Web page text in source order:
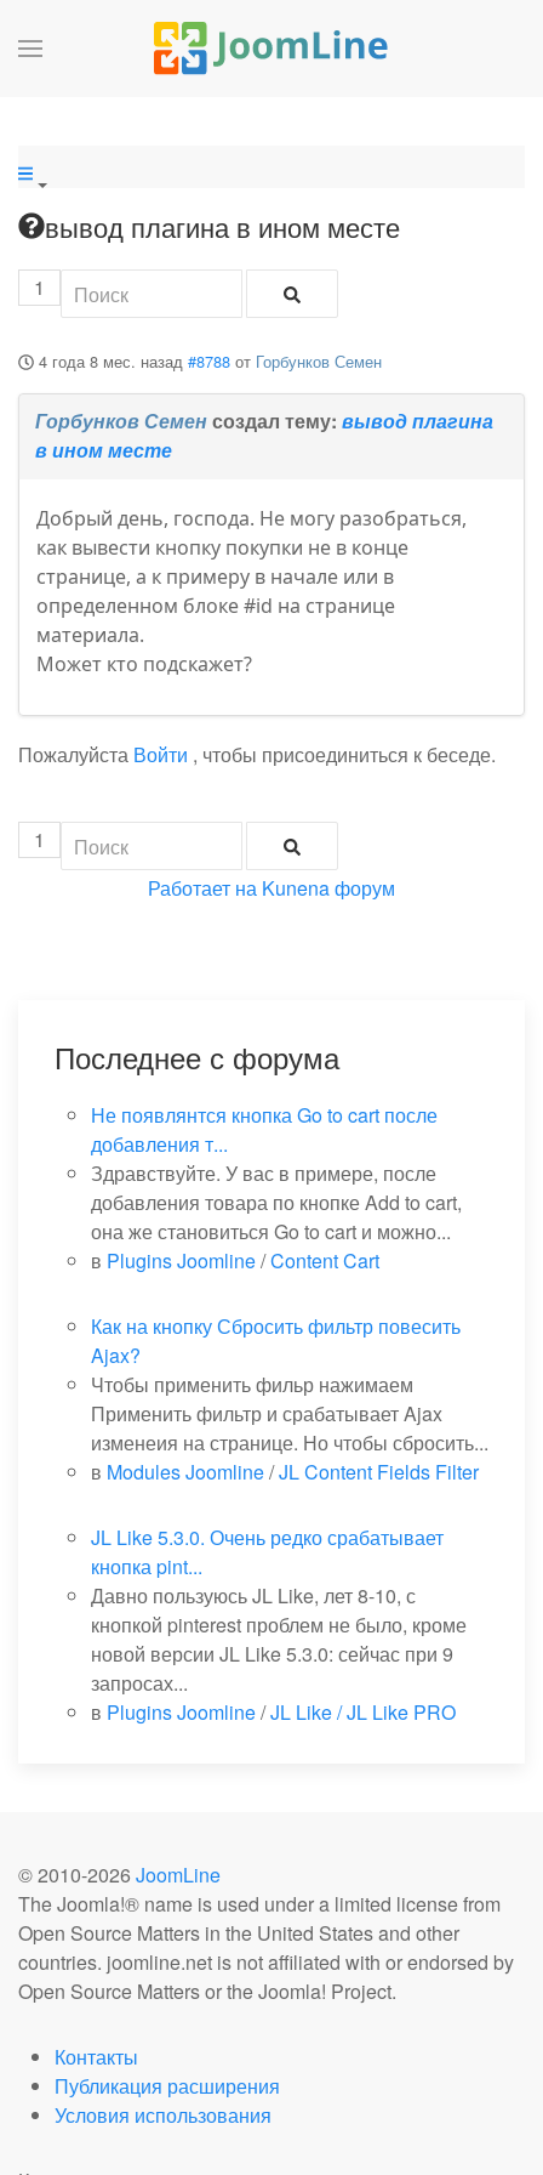
вывод плагина в ином месте
1
4 года 8 мес. назад #8788 от Горбунков Семен
Горбунков Семенсоздал тему: вывод плагина
в ином месте
Добрый день, господа. Не могу разобраться,
как вывести кнопку покупки не в конце
странице, а к примеру в начале или в
определенном блоке #id на странице
материала.
Может кто подскажет?
Пожалуйста Войти , чтобы присоединиться к беседе.
1
Работает на Kunena форум
Последнее с форума
Не появлянтся кнопка Go to cart после
добавления т...
Здравствуйте. У вас в примере, после
добавления товара по кнопке Add to cart,
она же становиться Go to cart и можно...
в Plugins Joomline/Content Cart
Как на кнопку Сбросить фильтр повесить
Ajax?
Чтобы применить фильр нажимаем
Применить фильтр и срабатывает Ajax
изменеия на странице. Но чтобы сбросить...
в Modules Joomline/JL Content Fields Filter
JL Like 5.3.0. Очень редко срабатывает
кнопка pint...
Давно пользуюсь JL Like, лет 8-10, с
кнопкой pinterest проблем не было, кроме
новой версии JL Like 5.3.0: сейчас при 9
запросах...
в Plugins Joomline/JL Like / JL Like PRO
© 2010-2026 JoomLine
The Joomla!® name is used under a limited license from
Open Source Matters in the United States and other
countries. joomline.net is not affiliated with or endorsed by
Open Source Matters or the Joomla! Project.
Контакты
Публикация расширения
Условия использования